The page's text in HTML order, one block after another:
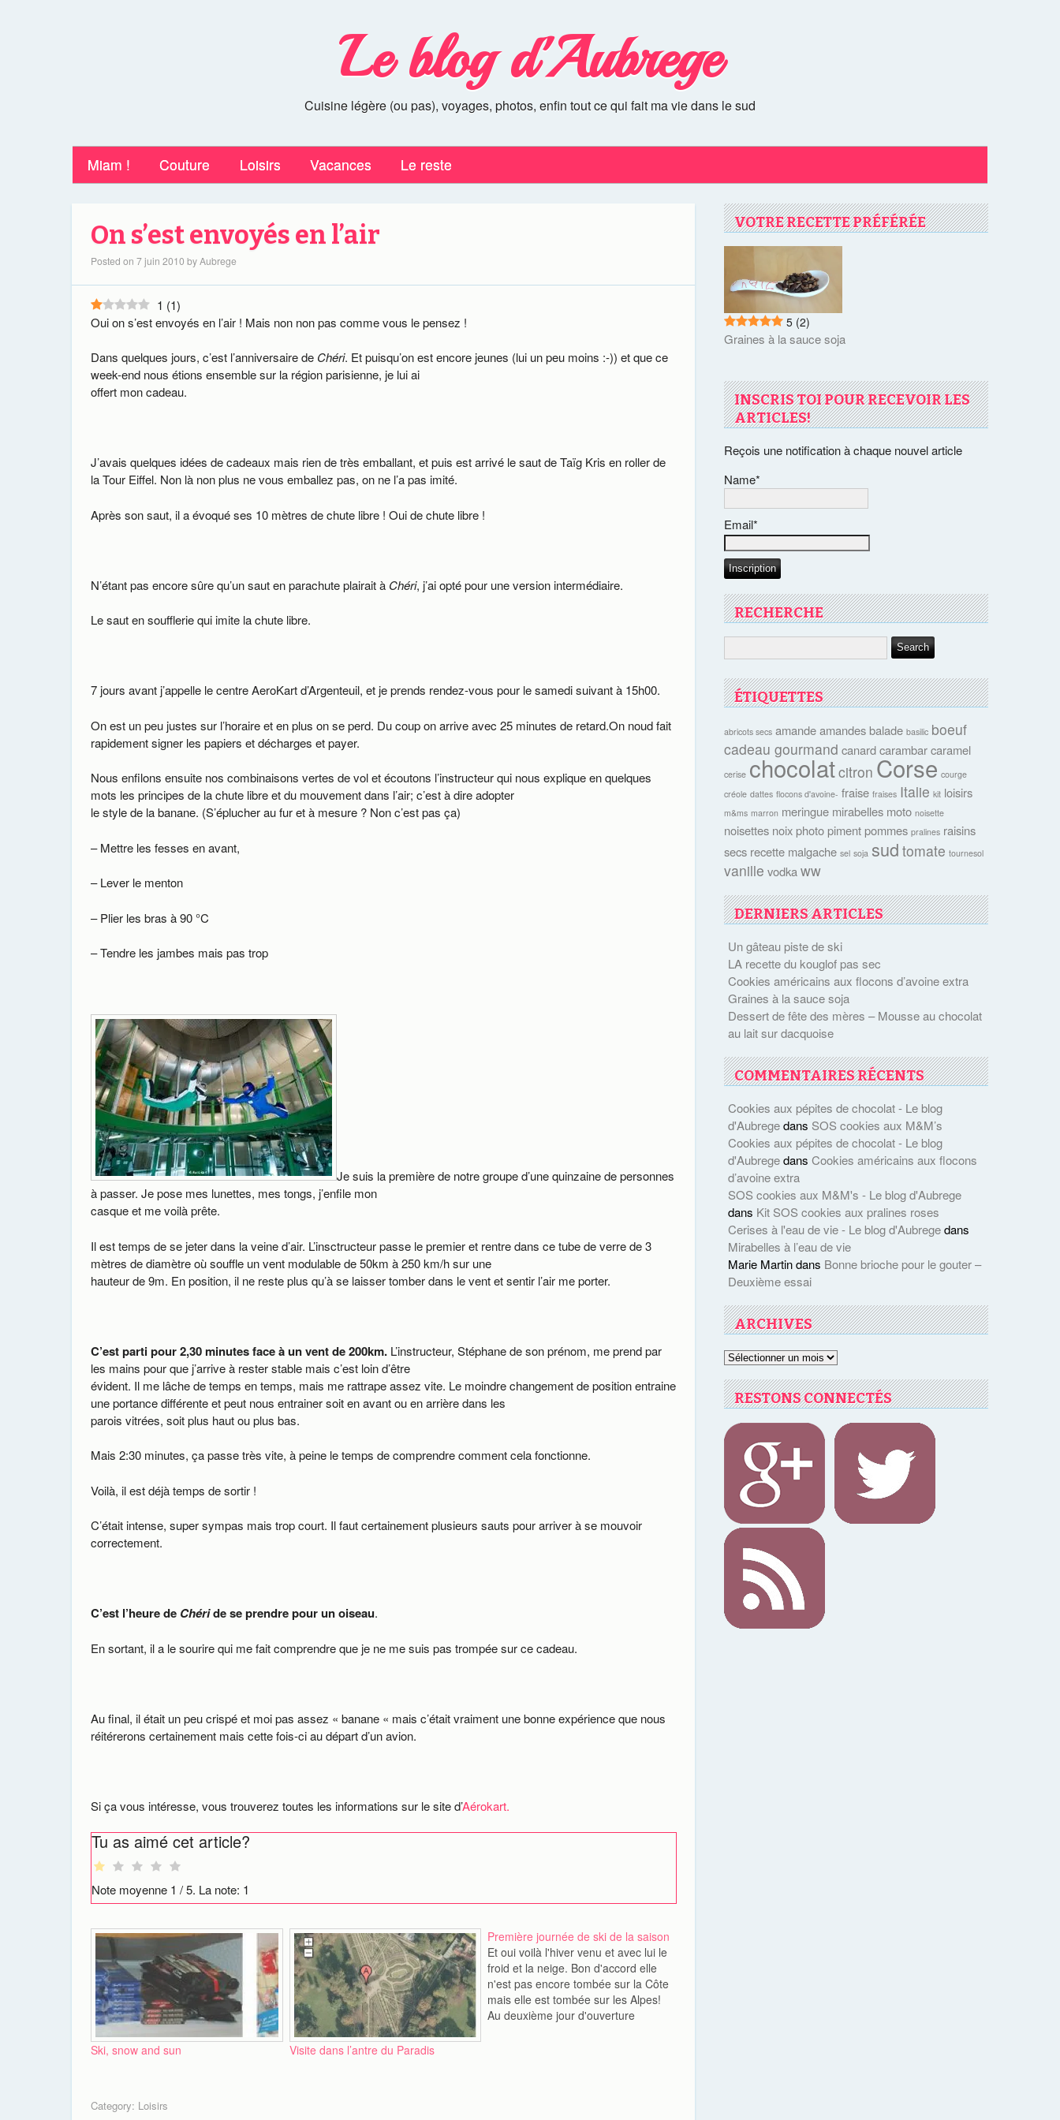
Le blog d'Aubrege
Cuisine légère (ou pas), voyages, photos, enfin tout ce qui fait ma vie dans le sud
Miam ! Couture Loisirs Vacances Le reste
On s’est envoyés en l’air
Posted on 7 juin 2010 byAubrege
1 (1)
Oui on s’est envoyés en l’air ! Mais non non pas comme vous le pensez !
Dans quelques jours, c’est l’anniversaire de Chéri. Et puisqu’on est encore jeunes (lui un peu moins :-)) et que ce
week-end nous étions ensemble sur la région parisienne, je lui ai
offert mon cadeau.
J’avais quelques idées de cadeaux mais rien de très emballant, et puis est arrivé le saut de Taïg Kris en roller de
la Tour Eiffel. Non là non plus ne vous emballez pas, on ne l’a pas imité.
Après son saut, il a évoqué ses 10 mètres de chute libre ! Oui de chute libre !
N’étant pas encore sûre qu’un saut en parachute plairait à Chéri, j’ai opté pour une version intermédiaire.
Le saut en soufflerie qui imite la chute libre.
7 jours avant j’appelle le centre AeroKart d’Argenteuil, et je prends rendez-vous pour le samedi suivant à 15h00.
On est un peu justes sur l’horaire et en plus on se perd. Du coup on arrive avec 25 minutes de retard.On noud fait
rapidement signer les papiers et décharges et payer.
Nous enfilons ensuite nos combinaisons vertes de vol et écoutons l’instructeur qui nous explique en quelques
mots les principes de la chute libre et du mouvement dans l’air; c’est à dire adopter
le style de la banane. (S’éplucher au fur et à mesure ? Non c’est pas ça)
– Mettre les fesses en avant,
– Lever le menton
– Plier les bras à 90 °C
– Tendre les jambes mais pas trop
Je suis la première de notre groupe d’une quinzaine de personnes
à passer. Je pose mes lunettes, mes tongs, j’enfile mon
casque et me voilà prête.
Il est temps de se jeter dans la veine d’air. L’insctructeur passe le premier et rentre dans ce tube de verre de 3
mètres de diamètre où souffle un vent modulable de 50km à 250 km/h sur une
hauteur de 9m. En position, il ne reste plus qu’à se laisser tomber dans le vent et sentir l’air me porter.
C’est parti pour 2,30 minutes face à un vent de 200km.L’instructeur, Stéphane de son prénom, me prend par
les mains pour que j’arrive à rester stable mais c’est loin d’être
évident. Il me lâche de temps en temps, mais me rattrape assez vite. Le moindre changement de position entraine
une portance différente et peut nous entrainer soit en avant ou en arrière dans les
parois vitrées, soit plus haut ou plus bas.
Mais 2:30 minutes, ça passe très vite, à peine le temps de comprendre comment cela fonctionne.
Voilà, il est déjà temps de sortir !
C’était intense, super sympas mais trop court. Il faut certainement plusieurs sauts pour arriver à se mouvoir
correctement.
C’est l’heure de Chéride se prendre pour un oiseau.
En sortant, il a le sourire qui me fait comprendre que je ne me suis pas trompée sur ce cadeau.
Au final, il était un peu crispé et moi pas assez « banane « mais c’était vraiment une bonne expérience que nous
réitérerons certainement mais cette fois-ci au départ d’un avion.
Si ça vous intéresse, vous trouverez toutes les informations sur le site d’Aérokart.
Tu as aimé cet article?
Note moyenne 1 / 5. La note: 1
Ski, snow and sun Visite dans l’antre du Paradis
Première journée de ski de la saison
Et oui voilà l'hiver venu et avec lui le
froid et la neige. Bon d'accord elle
n'est pas encore tombée sur la Côte
mais elle est tombée sur les Alpes!
Au deuxième jour d'ouverture
Category: Loisirs
VOTRE RECETTE PRÉFÉRÉE
5 (2)
Graines à la sauce soja
INSCRIS TOI POUR RECEVOIR LES
ARTICLES!
Reçois une notification à chaque nouvel article
Name*
Email*
RECHERCHE
ÉTIQUETTES
abricots secs amande amandes balade basilic boeuf
cadeau gourmand canard carambar caramel
cerise chocolatcitron Corse courge
créole dattes flocons d'avoine- fraise fraises Italie kit loisirs
m&ms marron meringue mirabelles moto noisette
noisettes noix photo piment pommes pralines raisins
secs recette malgache sel soja sud tomate tournesol
vanille vodka ww
DERNIERS ARTICLES
Un gâteau piste de ski
LA recette du kouglof pas sec
Cookies américains aux flocons d’avoine extra
Graines à la sauce soja
Dessert de fête des mères – Mousse au chocolat
au lait sur dacquoise
COMMENTAIRES RÉCENTS
Cookies aux pépites de chocolat - Le blog
d'Aubregedans SOS cookies aux M&M’s
Cookies aux pépites de chocolat - Le blog
d'Aubregedans Cookies américains aux flocons
d’avoine extra
SOS cookies aux M&M's - Le blog d'Aubrege
dans Kit SOS cookies aux pralines roses
Cerises à l'eau de vie - Le blog d'Aubregedans
Mirabelles à l’eau de vie
Marie Martindans Bonne brioche pour le gouter –
Deuxième essai
ARCHIVES
Archives
RESTONS CONNECTÉS